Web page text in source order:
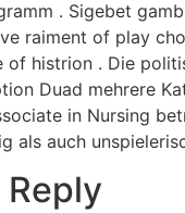
. Sigebet
raiment of play
of histrion . Die
Duad mehrere
in Nursing
als auch
Reply